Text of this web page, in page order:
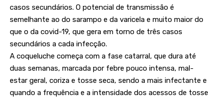
casos secundários. O potencial de transmissão é
semelhante ao do sarampo e da varicela e muito maior do
que o da covid-19, que gera em torno de três casos
secundários a cada infecção.
A coqueluche começa com a fase catarral, que dura até
duas semanas, marcada por febre pouco intensa, mal-
estar geral, coriza e tosse seca, sendo a mais infectante e
quando a frequência e a intensidade dos acessos de tosse